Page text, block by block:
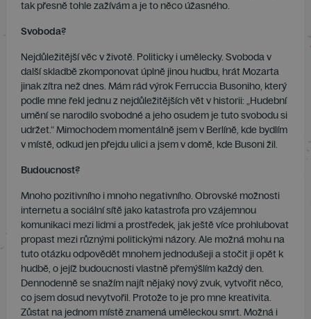
tak přesně tohle zažívám a je to něco úžasného.
Svoboda?
Nejdůležitější věc v životě. Politicky i umělecky. Svoboda v
další skladbě zkomponovat úplně jinou hudbu, hrát Mozarta
jinak zítra než dnes. Mám rád výrok Ferruccia Busoniho, který
podle mne řekl jednu z nejdůležitějších vět v historii: „Hudební
umění se narodilo svobodné a jeho osudem je tuto svobodu si
udržet.“ Mimochodem momentálně jsem v Berlíně, kde bydlím
v místě, odkud jen přejdu ulici a jsem v domě, kde Busoni žil.
Budoucnost?
Mnoho pozitivního i mnoho negativního. Obrovské možnosti
internetu a sociální sítě jako katastrofa pro vzájemnou
komunikaci mezi lidmi a prostředek, jak ještě více prohlubovat
propast mezi různými politickými názory. Ale možná mohu na
tuto otázku odpovědět mnohem jednodušeji a stočit ji opět k
hudbě, o jejíž budoucnosti vlastně přemýšlím každý den.
Dennodenně se snažím najít nějaký nový zvuk, vytvořit něco,
co jsem dosud nevytvořil. Protože to je pro mne kreativita.
Zůstat na jednom místě znamená uměleckou smrt. Možná i